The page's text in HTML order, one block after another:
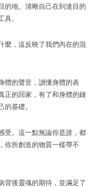
的地。清晰自己在到達目的
。
麼，這反映了我們內在的混
體的聲音，讀懂身體的表
正的回家，有了和身體的鏈
基礎。
受。這一點無論你是誰，都
你所創造的物質一樣帶不
背後靈魂的期待，並滿足了